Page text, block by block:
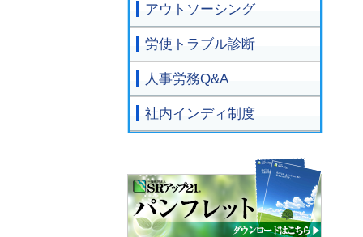
アウトソーシング
労使トラブル診断
人事労務Q&A
社内インディ制度